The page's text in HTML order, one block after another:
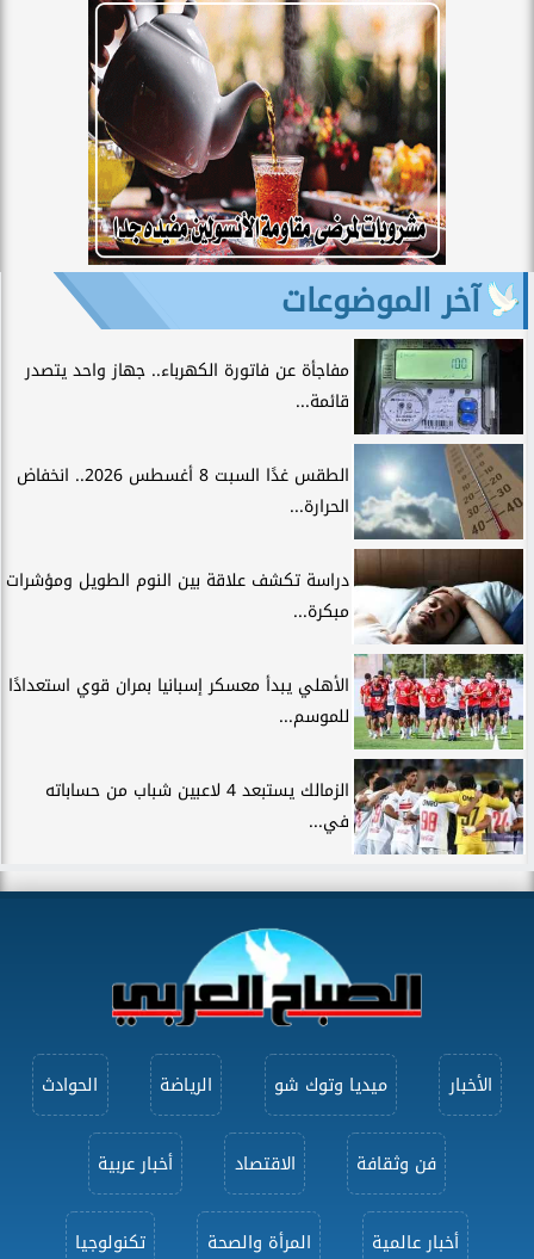
آخر الموضوعات
مفاجأة عن فاتورة الكهرباء.. جهاز واحد يتصدر
قائمة...
الطقس غدًا السبت 8 أغسطس 2026.. انخفاض
الحرارة...
دراسة تكشف علاقة بين النوم الطويل ومؤشرات
مبكرة...
الأهلي يبدأ معسكر إسبانيا بمران قوي استعدادًا
للموسم...
الزمالك يستبعد 4 لاعبين شباب من حساباته
في...
الأخبار ميديا وتوك شو الرياضة الحوادث
فن وثقافة الاقتصاد أخبار عربية
أخبار عالمية المرأة والصحة تكنولوجيا